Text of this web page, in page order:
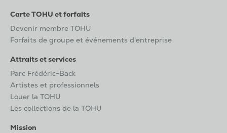
Carte TOHU et forfaits
Devenir membre TOHU
Forfaits de groupe et événements d'entreprise
Attraits et services
Parc Frédéric-Back
Artistes et professionnels
Louer la TOHU
Les collections de la TOHU
Mission